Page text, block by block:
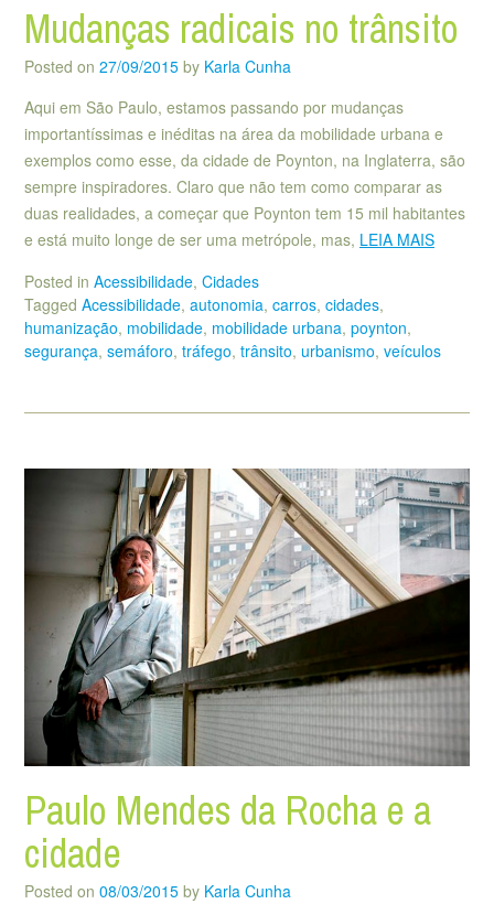
Mudanças radicais no trânsito
Posted on 27/09/2015 by Karla Cunha
Aqui em São Paulo, estamos passando por mudanças
importantíssimas e inéditas na área da mobilidade urbana e
exemplos como esse, da cidade de Poynton, na Inglaterra, são
sempre inspiradores. Claro que não tem como comparar as
duas realidades, a começar que Poynton tem 15 mil habitantes
e está muito longe de ser uma metrópole, mas, LEIA MAIS
Posted in Acessibilidade, Cidades
Tagged Acessibilidade, autonomia, carros, cidades,
humanização, mobilidade, mobilidade urbana, poynton,
segurança, semáforo, tráfego, trânsito, urbanismo, veículos
Paulo Mendes da Rocha e a
cidade
Posted on 08/03/2015 by Karla Cunha